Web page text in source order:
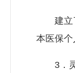
建立了
本医保
3．灵